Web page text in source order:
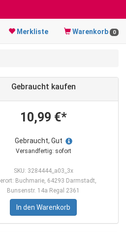
Merkliste Warenkorb 0
Gebraucht kaufen
10,99 €*
Gebraucht, Gut
Versandfertig: sofort
SKU: 3284444_a03_3x
Buchmarie, 64293 Darmstadt,
Bunsenstr. 14a Regal 2361
In den Warenkorb